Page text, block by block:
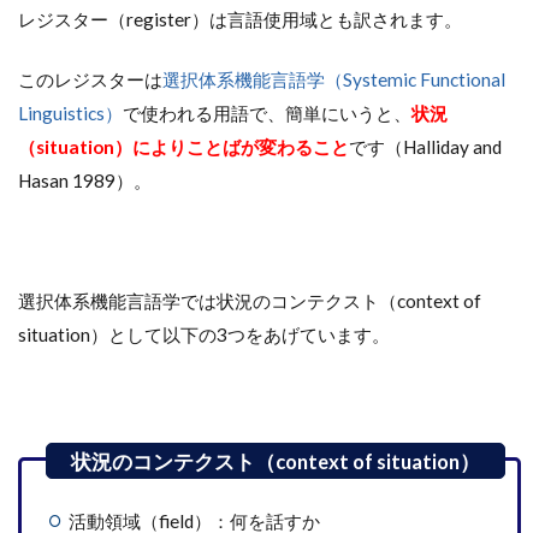
レジスター（register）は言語使用域とも訳されます。
このレジスターは選択体系機能言語学（Systemic Functional
Linguistics） で使われる用語で、簡単にいうと、状況
（situation）によりことばが変わることです（Halliday and
Hasan 1989）。
選択体系機能言語学では状況のコンテクスト（context of
situation）として以下の3つをあげています。
活動領域（field）：何を話すか